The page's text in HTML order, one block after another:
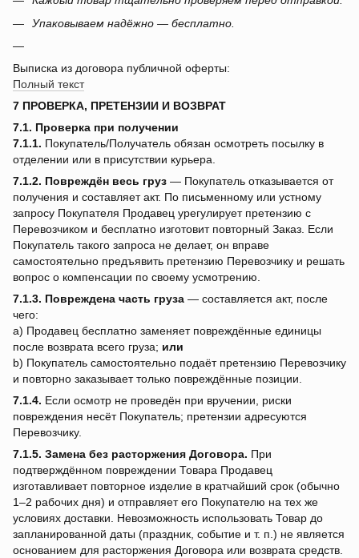
Упаковываем надёжно — бесплатно.
Выписка из договора публичной оферты:
Полный текст
7 ПРОВЕРКА, ПРЕТЕНЗИИ И ВОЗВРАТ
7.1. Проверка при получении
7.1.1. Покупатель/Получатель обязан осмотреть посылку в
отделении или в присутствии курьера.
7.1.2. Повреждён весь груз — Покупатель отказывается от
получения и составляет акт. По письменному или устному
запросу Покупателя Продавец урегулирует претензию с
Перевозчиком и бесплатно изготовит повторный Заказ. Если
Покупатель такого запроса не делает, он вправе
самостоятельно предъявить претензию Перевозчику и решать
вопрос о компенсации по своему усмотрению.
7.1.3. Повреждена часть груза — составляется акт, после
чего:
a) Продавец бесплатно заменяет повреждённые единицы
после возврата всего груза; или
b) Покупатель самостоятельно подаёт претензию Перевозчику
и повторно заказывает только повреждённые позиции.
7.1.4. Если осмотр не проведён при вручении, риски
повреждения несёт Покупатель; претензии адресуются
Перевозчику.
7.1.5. Замена без расторжения Договора. При
подтверждённом повреждении Товара Продавец
изготавливает повторное изделие в кратчайший срок (обычно
1–2 рабочих дня) и отправляет его Покупателю на тех же
условиях доставки. Невозможность использовать Товар до
запланированной даты (праздник, событие и т. п.) не является
основанием для расторжения Договора или возврата средств.